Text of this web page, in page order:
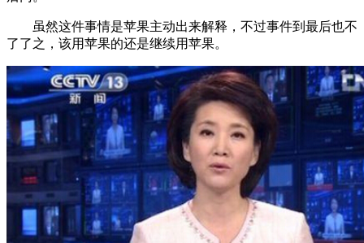
虽然这件事情是苹果主动出来解释，不过事件到最后也不
了了之，该用苹果的还是继续用苹果。